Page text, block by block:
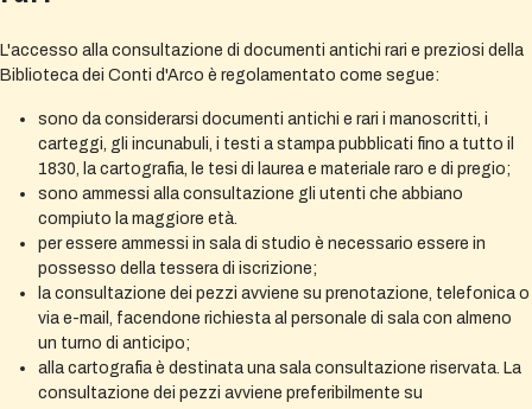
L'accesso alla consultazione di documenti antichi rari e preziosi della
Biblioteca dei Conti d'Arco è regolamentato come segue:
sono da considerarsi documenti antichi e rari i manoscritti, i
carteggi, gli incunabuli, i testi a stampa pubblicati fino a tutto il
1830, la cartografia, le tesi di laurea e materiale raro e di pregio;
sono ammessi alla consultazione gli utenti che abbiano
compiuto la maggiore età.
per essere ammessi in sala di studio è necessario essere in
possesso della tessera di iscrizione;
la consultazione dei pezzi avviene su prenotazione, telefonica o
via e-mail, facendone richiesta al personale di sala con almeno
un turno di anticipo;
alla cartografia è destinata una sala consultazione riservata. La
consultazione dei pezzi avviene preferibilmente su